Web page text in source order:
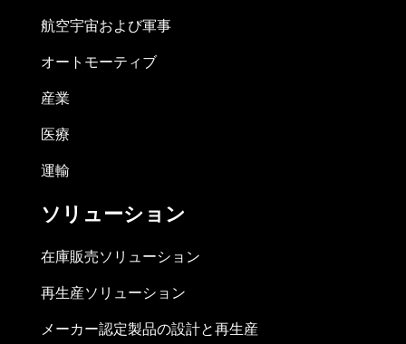
航空宇宙および軍事
オートモーティブ
産業
医療
運輸
ソリューション
在庫販売ソリューション
再生産ソリューション
メーカー認定製品の設計と再生産